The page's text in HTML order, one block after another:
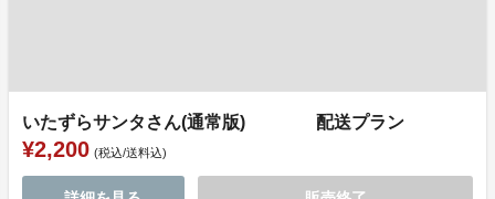
いたずらサンタさん(通常版) 配送プラン
¥2,200 (税込/送料込)